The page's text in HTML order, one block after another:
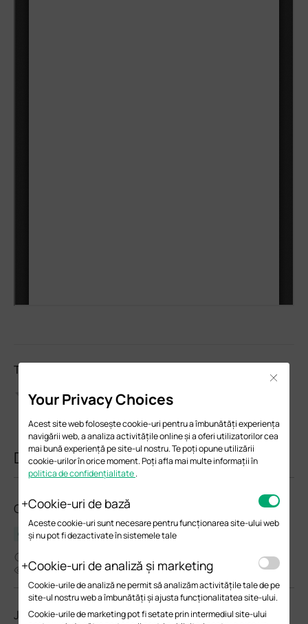
Te rugăm să evalueazi acest document
Documente similare
Omada Easy Managed Switch_Installation Guide
Ghid de instalare hardware
8355
Jetstream L2 Managed Switch(UN)_Installation
Your Privacy Choices
Acest site web folosește cookie-uri pentru a îmbunătăți experiența
navigării web, a analiza activitățile online și a oferi utilizatorilor cea
mai bună experiență pe site-ul nostru. Te poți opune utilizării
cookie-urilor în orice moment. Poți afla mai multe informații în
politica de confidențialitate.
Cookie-uri de bază
Aceste cookie-uri sunt necesare pentru funcționarea site-ului web
și nu pot fi dezactivate în sistemele tale
Cookie-uri de analiză și marketing
Cookie-urile de analiză ne permit să analizăm activitățile tale de pe
site-ul nostru web a îmbunătăți și ajusta funcționalitatea site-ului.
Cookie-urile de marketing pot fi setate prin intermediul site-ului
Close